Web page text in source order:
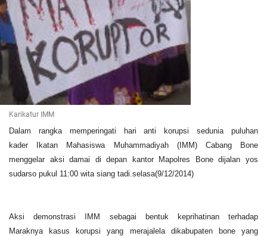
Karikatur IMM
Dalam rangka memperingati hari anti korupsi sedunia puluhan
kader
Ikatan Mahasiswa Muhammadiyah (IMM) Cabang Bone
menggelar aksi damai di depan kantor Mapolres Bone dijalan yos
sudarso pukul 11:00 wita siang tadi.selasa(9/12/2014)
Aksi demonstrasi IMM sebagai bentuk keprihatinan terhadap
Maraknya kasus korupsi yang merajalela dikabupaten bone yang